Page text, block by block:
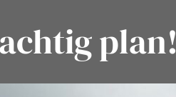
plan!